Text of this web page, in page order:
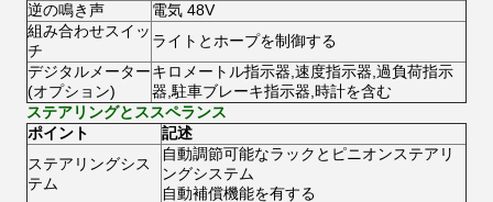
逆の鳴き声
電気 48V
組み合わせスイッ
チ
ライトとホープを制御する
デジタルメーター
(オプション)
キロメートル指示器,速度指示器,過負荷指示
器,駐車ブレーキ指示器,時計を含む
ステアリングとススペランス
ポイント
記述
ステアリングシス
テム
自動調節可能なラックとピニオンステアリ
ングシステム
自動補償機能を有する